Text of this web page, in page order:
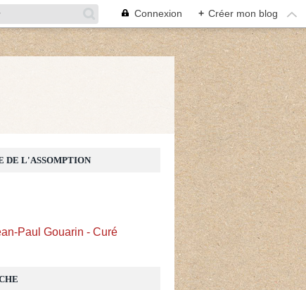
Connexion + Créer mon blog
DE L'ASSOMPTION
Paul Gouarin - Curé